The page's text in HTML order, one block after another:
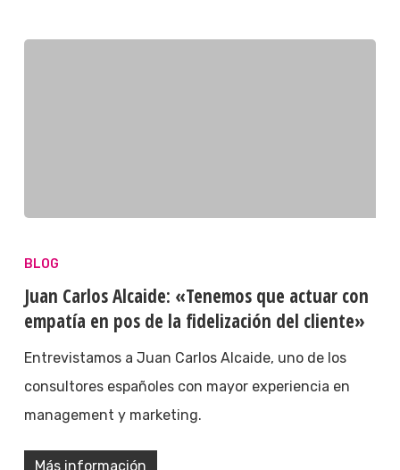
BLOG
Juan Carlos Alcaide: «Tenemos que actuar con
empatía en pos de la fidelización del cliente»
Entrevistamos a Juan Carlos Alcaide, uno de los
consultores españoles con mayor experiencia en
management y marketing.
Más información